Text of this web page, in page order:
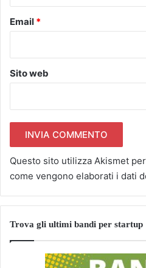
Email *
Sito web
Questo sito utilizza Akismet
come vengono elaborati i dati
Trova gli ultimi bandi per startup